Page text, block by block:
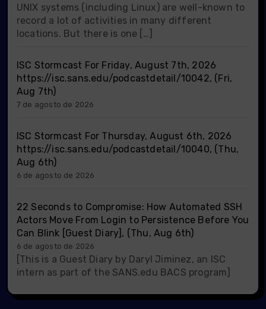
UNIX systems (including Linux) are well-known to
record a lot of activities in many different
locations. But there is one […]
ISC Stormcast For Friday, August 7th, 2026
https://isc.sans.edu/podcastdetail/10042, (Fri,
Aug 7th)
7 de agosto de 2026
ISC Stormcast For Thursday, August 6th, 2026
https://isc.sans.edu/podcastdetail/10040, (Thu,
Aug 6th)
6 de agosto de 2026
22 Seconds to Compromise: How Automated SSH
Actors Move From Login to Persistence Before You
Can Blink [Guest Diary], (Thu, Aug 6th)
6 de agosto de 2026
[This is a Guest Diary by Daryl Jiminez, an ISC
intern as part of the SANS.edu BACS program]